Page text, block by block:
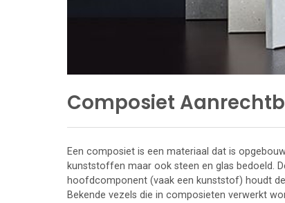
Composiet
Een composiet is een materiaal dat is
kunststoffen maar ook steen en glas bedoeld.
hoofdcomponent (vaak een kunststof) houdt
Bekende vezels die in composieten verwerkt